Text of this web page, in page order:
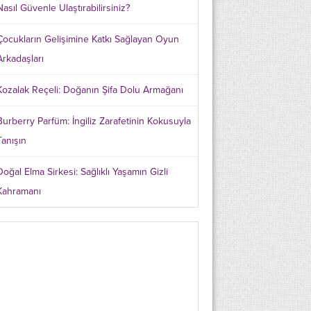
Güvenle Ulaştırabilirsiniz?
Gelişimine Katkı Sağlayan Oyun
Reçeli: Doğanın Şifa Dolu Armağanı
Parfüm: İngiliz Zarafetinin Kokusuyla
Elma Sirkesi: Sağlıklı Yaşamın Gizli